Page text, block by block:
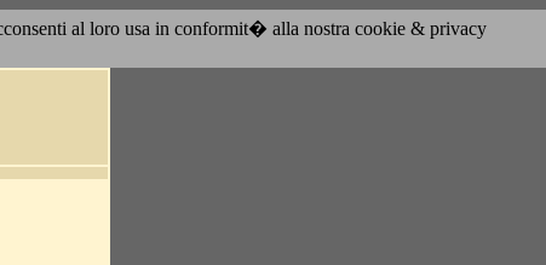
al loro usa in conformit� alla nostra cookie & privacy